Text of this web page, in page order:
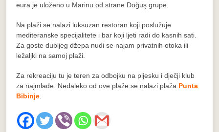
eura je uloženo u Marinu od strane Doğuş grupe.
Na plaži se nalazi luksuzan restoran koji poslužuje
mediteranske specijalitete i bar koji ljeti radi do kasnih sati.
Za goste dubljeg džepa nudi se najam privatnih otoka ili
ležaljki na samoj plaži.
Za rekreaciju tu je teren za odbojku na pijesku i dječji klub
za najmlađe. Nedaleko od ove plaže se nalazi plaža Punta
Bibinje